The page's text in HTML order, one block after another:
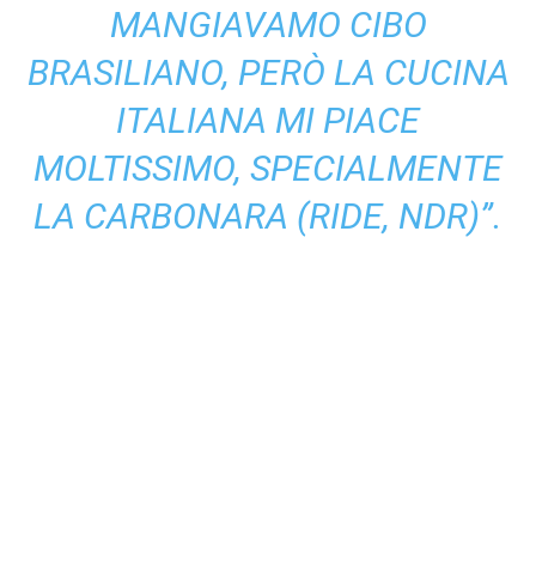
MANGIAVAMO CIBO
BRASILIANO, PERÒ LA CUCINA
ITALIANA MI PIACE
MOLTISSIMO, SPECIALMENTE
LA CARBONARA (RIDE, NDR)”.